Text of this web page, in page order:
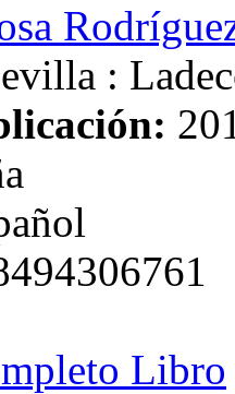
:
Libro